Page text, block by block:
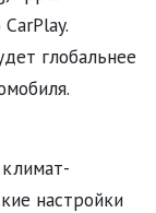
глобальнее
настройки